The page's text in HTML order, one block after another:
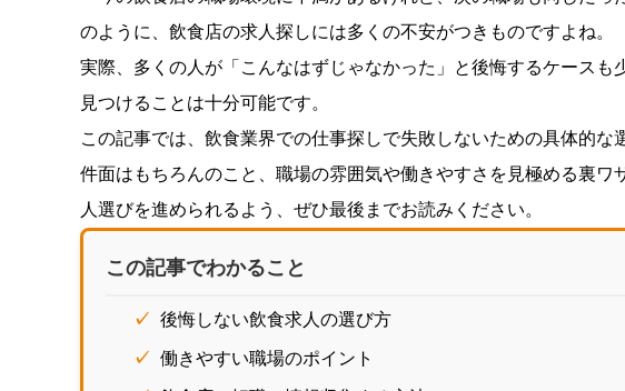
のように、飲食店の求人探しには多くの不安がつきものですよね。
実際、多くの人が「こんなはずじゃなかった」と後悔するケース
見つけることは十分可能です。
この記事では、飲食業界での仕事探しで失敗しないための具体的
件面はもちろんのこと、職場の雰囲気や働きやすさを見極める裏
人選びを進められるよう、ぜひ最後までお読みください。
この記事でわかること
後悔しない飲食求人の選び方
働きやすい職場のポイント